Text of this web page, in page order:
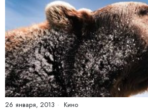
26 января, 2013 Кино